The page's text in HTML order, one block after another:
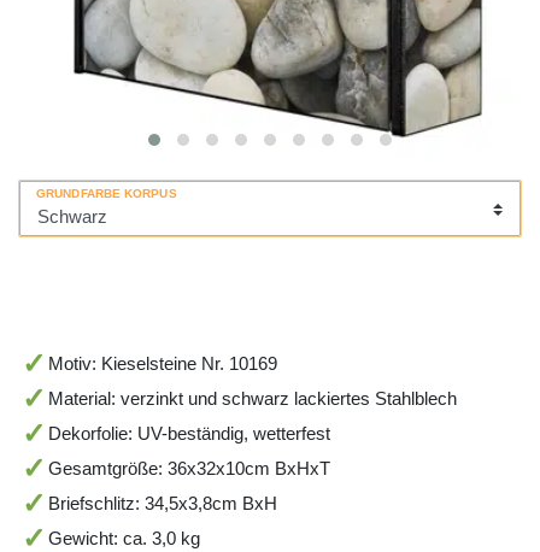
GRUNDFARBE KORPUS
Motiv: Kieselsteine Nr. 10169
Material: verzinkt und schwarz lackiertes Stahlblech
Dekorfolie: UV-beständig, wetterfest
Gesamtgröße: 36x32x10cm BxHxT
Briefschlitz: 34,5x3,8cm BxH
Gewicht: ca. 3,0 kg